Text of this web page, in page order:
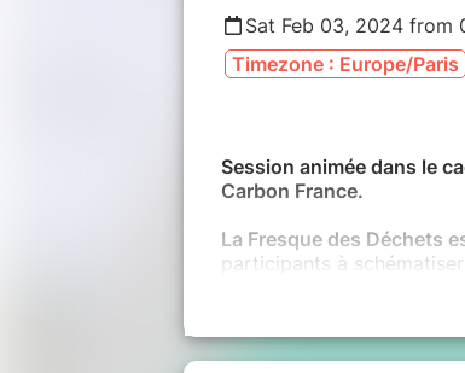
Sat Feb 03, 2024 from
Timezone : Europe/Paris
Session animée dans le
Carbon France.
La Fresque des Déchets
participants à
conscience des impacts
Où vont nos déchets une